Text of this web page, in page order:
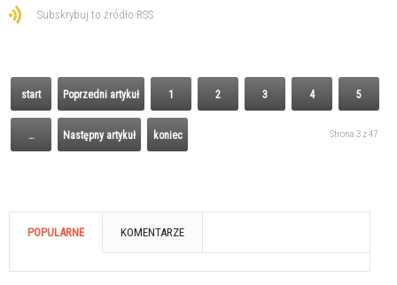
Subskrybuj to źródło RSS
start Poprzedni artykuł 1 2 3 4 5
… Następny artykuł koniec Strona 3 z 47
POPULARNE KOMENTARZE